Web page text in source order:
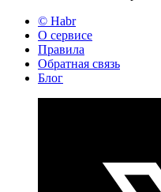
© Habr
О сервисе
Правила
Обратная связь
Блог